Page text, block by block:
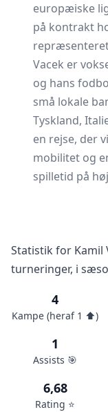
europæiske
på kontrakt
Vacek er
og hans
små lokale
Tyskland,
en rejse, der
mobilitet og
spilletid på
Statistik for Kamil
turneringer, i
4
Kampe (heraf 1 ⬆️)
1
Assists 🎯
6,68
Rating ⭐️